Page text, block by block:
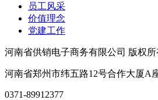
员工风采
价值理念
党建工作
河南省供销电子商务有限公司 版权所
河南省郑州市纬五路12号合作大厦A
0371-89912377